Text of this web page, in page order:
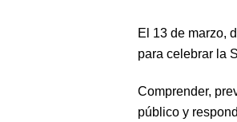
El 13 de marzo,
para celebrar la
Comprender,
público y